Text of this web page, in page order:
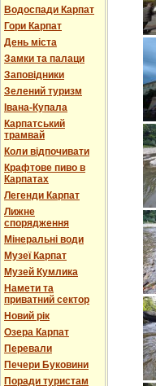
Водоспади Карпат
Гори Карпат
День міста
Замки та палаци
Заповідники
Зелений туризм
Івана-Купала
Карпатський
трамвай
Коли відпочивати
Крафтове пиво в
Карпатах
Легенди Карпат
Лижне
спорядження
Мінеральні води
Музеї Карпат
Музей Кумлика
Намети та
приватний сектор
Новий рік
Озера Карпат
Перевали
Печери Буковини
Поради туристам